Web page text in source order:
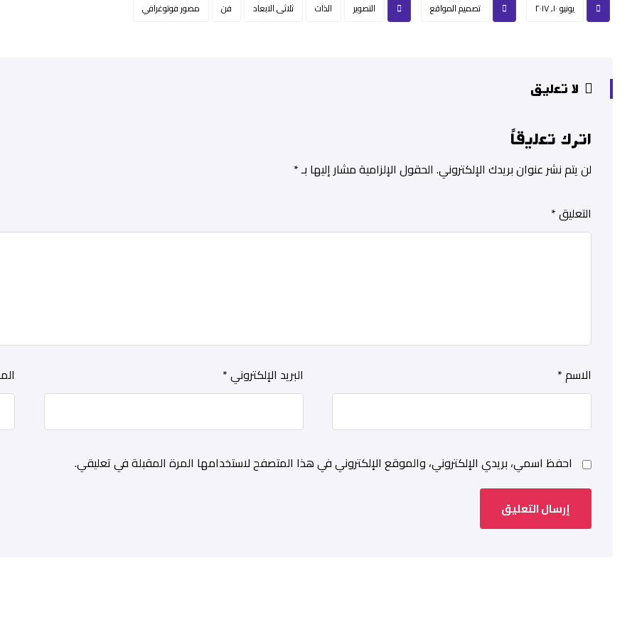
يونيو ١٠, ٢٠١٧ تصميم المواقع التصوير الذات ثلاثی الابعاد فن مصور فوتوغرافي
لا تعليق
اترك تعليقاً
لن يتم نشر عنوان بريدك الإلكتروني. الحقول الإلزامية مشار إليها بـ*
التعليق*
الاسم* البريد الإلكتروني*
احفظ اسمي، بريدي الإلكتروني، والموقع الإلكتروني في هذا المتصفح لاستخدامها المرة المقبلة في تعليقي.
إرسال التعليق